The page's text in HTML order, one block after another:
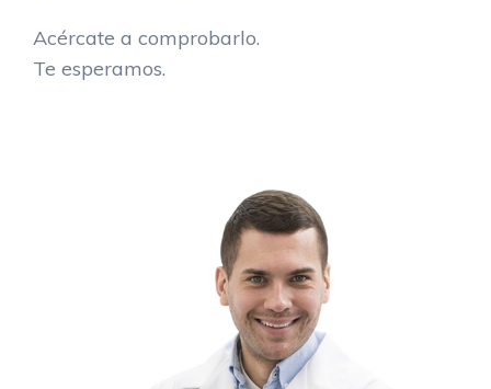
Acércate a comprobarlo.
Te esperamos.